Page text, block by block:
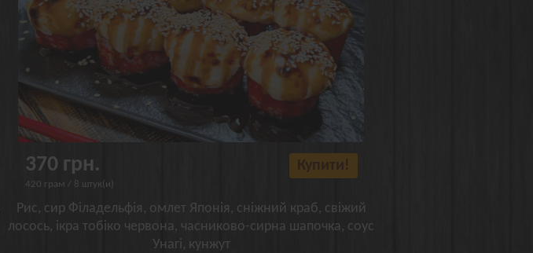
370 грн.
420 грам / 8 штук(и)
Рис, сир Філадельфія, омлет Японія, сніжний краб, свіжий
лосось, ікра тобіко червона, часниково-сирна шапочка, соус
Унагі, кунжут